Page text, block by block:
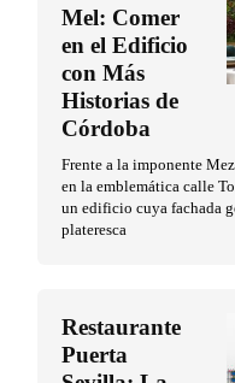
Mel: Comer
en el Edificio
con Más
Historias de
Córdoba
Frente a la imponente
en la emblemática calle
un edificio cuya fachada
plateresca
Restaurante
Puerta